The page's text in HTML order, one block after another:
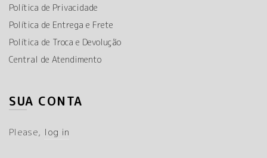
Política de Privacidade
Política de Entrega e Frete
Política de Troca e Devolução
Central de Atendimento
SUA CONTA
Please, log in